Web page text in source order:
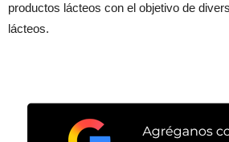
productos lácteos con el objetivo de
lácteos.